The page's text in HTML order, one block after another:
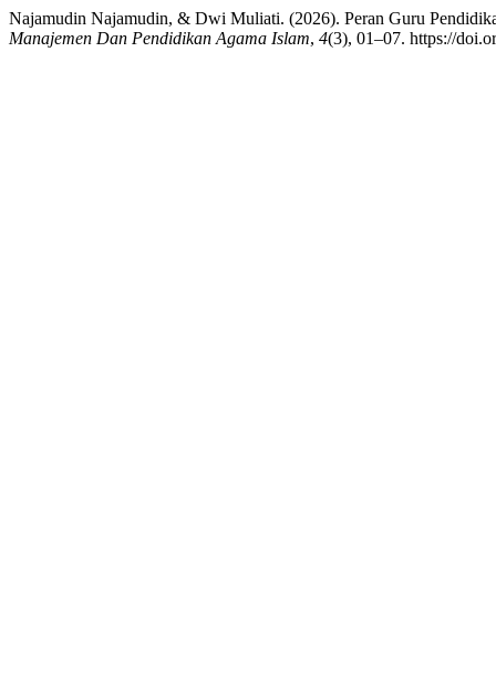
Najamudin Najamudin, & Dwi Muliati. (2026). Peran Guru
Manajemen Dan Pendidikan Agama Islam, 4(3), 01–07. https://